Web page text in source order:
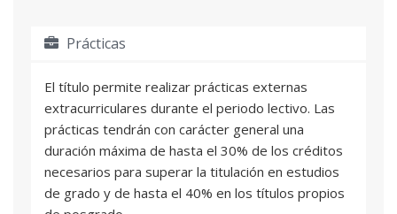
Prácticas
El título permite realizar prácticas externas
extracurriculares durante el periodo lectivo. Las
prácticas tendrán con carácter general una
duración máxima de hasta el 30% de los créditos
necesarios para superar la titulación en estudios
de grado y de hasta el 40% en los títulos propios